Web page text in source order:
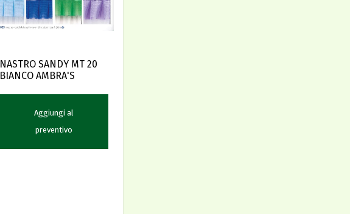
NASTRO SANDY MT 20
BIANCO AMBRA'S
Aggiungi al
preventivo